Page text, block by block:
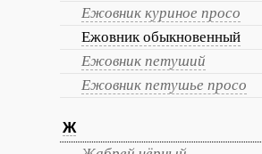
Ежовник куриное просо
Ежовник обыкновенный
Ежовник петуший
Ежовник петушье просо
Ж